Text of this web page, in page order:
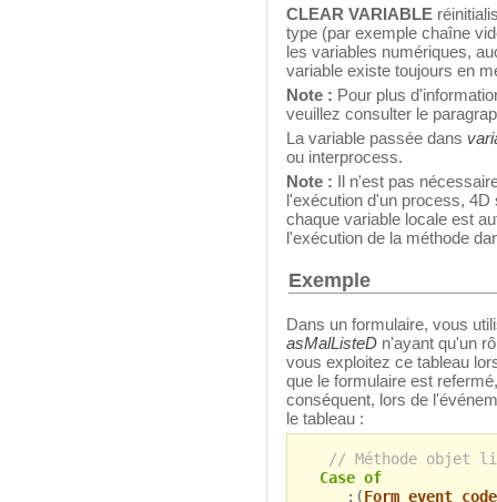
CLEAR VARIABLE
type (par exemple chaîne
les variables numériques,
variable existe toujours en
Note : Pour plus
veuillez consulter le
La variable passée dans
ou interprocess.
Note : Il n'est pas
l'exécution d'un process,
chaque variable locale est
l'exécution de la méthode
Exemple
Dans un formulaire, vous
asMalListeD n'ayant qu'un
vous exploitez ce tableau
que le formulaire est
conséquent, lors de
le tableau :
// Méthode objet
Case of
:(Form event code